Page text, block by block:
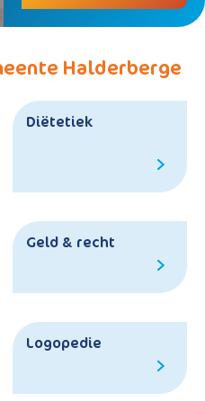
Halderberge
Diëtetiek
Geld & recht
Logopedie